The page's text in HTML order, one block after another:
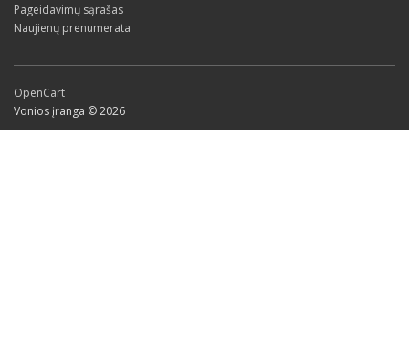
Pageidavimų sąrašas
Naujienų prenumerata
OpenCart
Vonios įranga © 2026